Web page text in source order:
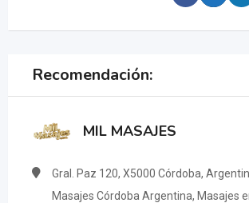
Recomendación:
MIL MASAJES
Gral. Paz 120, X5000 Córdoba,
Masajes Córdoba Argentina, Masajes